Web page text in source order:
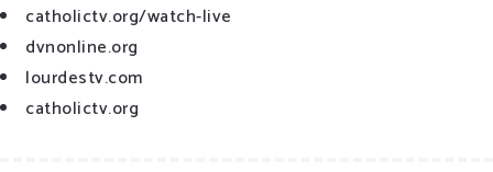
catholictv.org/watch-live
dvnonline.org
lourdestv.com
catholictv.org